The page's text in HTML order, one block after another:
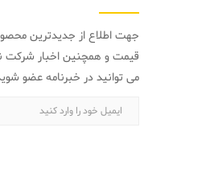
جهت اطلاع از جدیدترین
قیمت و همچنین اخبار شرکت
می توانید در خبرنامه عضو